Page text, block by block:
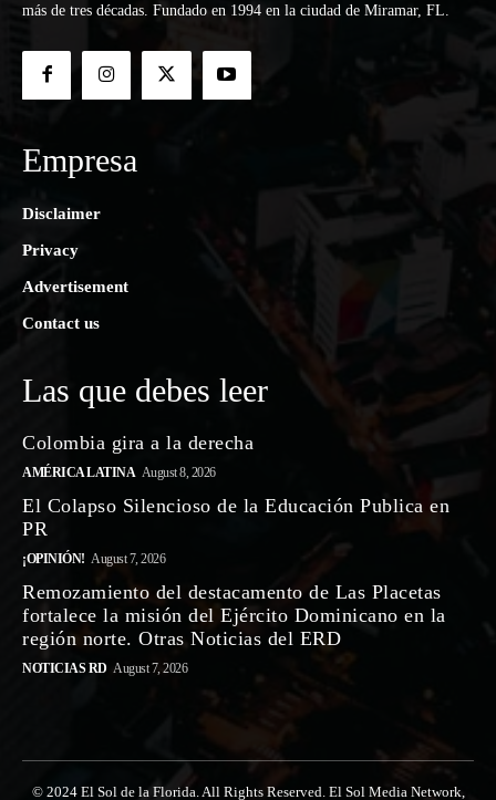
más de tres décadas. Fundado en 1994 en la ciudad de Miramar, FL.
Empresa
Disclaimer
Privacy
Advertisement
Contact us
Las que debes leer
Colombia gira a la derecha
AMÉRICA LATINA August 8, 2026
El Colapso Silencioso de la Educación Publica en
PR
¡OPINIÓN! August 7, 2026
Remozamiento del destacamento de Las Placetas
fortalece la misión del Ejército Dominicano en la
región norte. Otras Noticias del ERD
NOTICIAS RD August 7, 2026
© 2024 El Sol de la Florida. All Rights Reserved. El Sol Media Network,